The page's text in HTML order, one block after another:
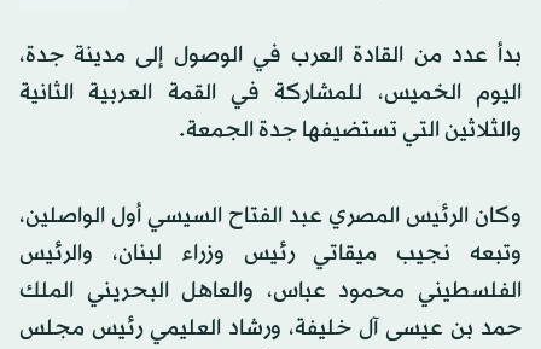
بدأ عدد من القادة العرب في الوصول إلى مدينة جدة،
اليوم الخميس، للمشاركة في القمة العربية الثانية
والثلاثين التي تستضيفها جدة الجمعة.
وكان الرئيس المصري عبد الفتاح السيسي أول الواصلين،
وتبعه نجيب ميقاتي رئيس وزراء لبنان، والرئيس
الفلسطيني محمود عباس، والعاهل البحريني الملك
حمد بن عيسى آل خليفة، ورشاد العليمي رئيس مجلس